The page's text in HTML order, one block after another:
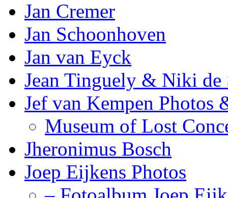
Jan Cremer
Jan Schoonhoven
Jan van Eyck
Jean Tinguely & Niki de
Jef van Kempen Photos
Museum of Lost
Jheronimus Bosch
Joep Eijkens Photos